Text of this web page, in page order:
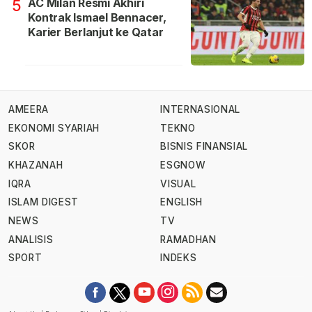
5 AC Milan Resmi Akhiri
Kontrak Ismael Bennacer,
Karier Berlanjut ke Qatar
AMEERA
EKONOMI SYARIAH
SKOR
KHAZANAH
IQRA
ISLAM DIGEST
NEWS
ANALISIS
SPORT
INTERNASIONAL
TEKNO
BISNIS FINANSIAL
ESGNOW
VISUAL
ENGLISH
TV
RAMADHAN
INDEKS